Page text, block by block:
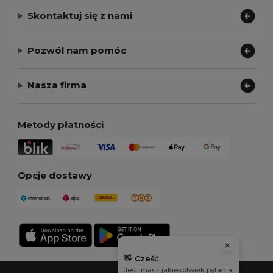
Skontaktuj się z nami
Pozwól nam pomóc
Nasza firma
Metody płatności
Opcje dostawy
👋 Cześć
Jeśli masz jakiekolwiek pytania